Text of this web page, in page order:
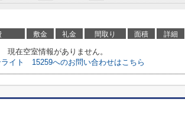
敷金 礼金 間取り 面積 詳細
現在空室情報がありません。
ライト 15259へのお問い合わせはこちら